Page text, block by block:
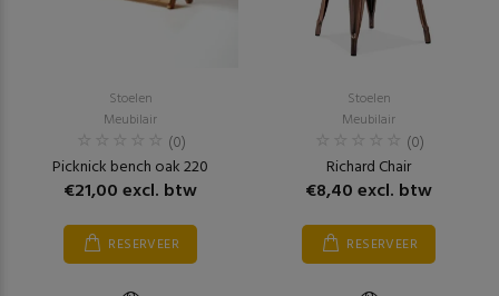
Stoelen
Meubilair
(0)
Picknick bench oak 220
€21,00 excl. btw
RESERVEER
Stoelen
Meubilair
(0)
Richard Chair
€8,40 excl. btw
RESERVEER